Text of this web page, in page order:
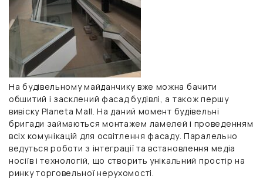
На будівельному майданчику вже можна бачити
обшитий і засклений фасад будівлі, а також першу
вивіску Planeta Mall. На даний момент будівельні
бригади займаються монтажем ламелей і проведенням
всіх комунікацій для освітлення фасаду. Паралельно
ведуться роботи з інтеграції та встановлення медіа
носіїв і технологій, що створить унікальний простір на
ринку торговельної нерухомості.